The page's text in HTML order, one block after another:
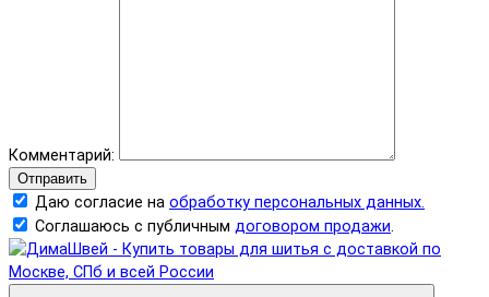
Комментарий:
Отправить
Даю согласие на обработку персональных данных.
Соглашаюсь с публичным договором продажи.